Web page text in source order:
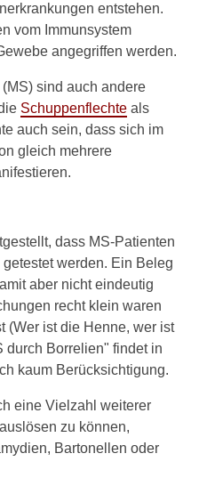
entstehen.
vom Immunsystem
angegriffen werden.
(MS) sind auch andere
Schuppenflechte als
auch sein, dass sich im
gleich mehrere
dass MS-Patienten
werden. Ein Beleg
aber nicht eindeutig
recht klein waren
(Wer ist die Henne, wer ist
durch Borrelien" findet in
kaum Berücksichtigung.
eine Vielzahl weiterer
zu können,
Bartonellen oder
Wie